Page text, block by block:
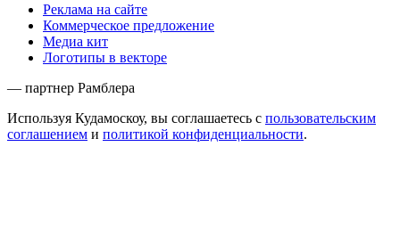
Реклама на сайте
Коммерческое предложение
Медиа кит
Логотипы в векторе
— партнер Рамблера
Используя Кудамоскоу, вы соглашаетесь с пользовательским
соглашением и политикой конфиденциальности.